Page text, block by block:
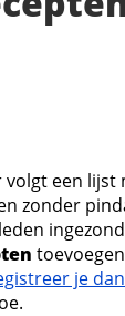
een lijst
zonder
je